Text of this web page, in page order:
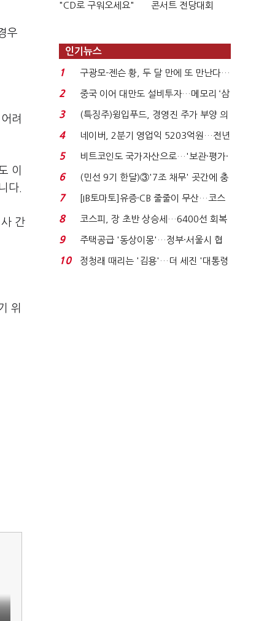
우
려
이
다.
간
위
"CD로 구워오세요" 콘서트 전당대회
인기뉴스
1
구광모-젠슨 황, 두 달 만에 또 만난다…
로봇·AI 등 논...
2
중국 이어 대만도 설비투자…메모리 ‘삼
국전쟁’
3
(특징주)윙입푸드, 경영진 주가 부양 의
지에 상한가...
4
네이버, 2분기 영업익 5203억원…전년
비 0.2% 감소...
5
비트코인도 국가자산으로…'보관·평가·
처분' 기준은 ...
6
(민선 9기 한달)③'7조 채무' 곳간에 충
격…추미애, 20년...
7
[IB토마토]유증·CB 줄줄이 무산…코스
닥 벌점 급증에 ...
8
코스피, 장 초반 상승세…6400선 회복
시도
9
주택공급 '동상이몽'…정부·서울시 협
력 없으면 '공수표'...
10
정청래 때리는 '김용'…더 세진 '대통령